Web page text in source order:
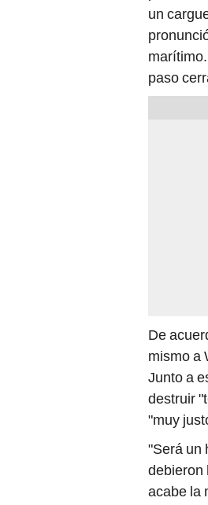
un
paso
De
mismo a
Junto a
destruir
"muy
"Será un
debieron
acabe la